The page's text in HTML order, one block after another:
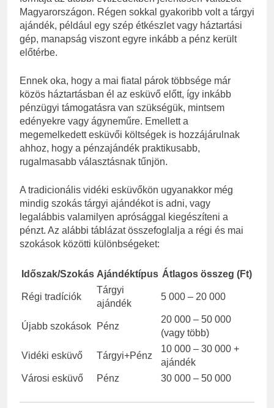
Magyarországon. Régen sokkal gyakoribb volt a tárgyi
ajándék, például egy szép étkészlet vagy háztartási
gép, manapság viszont egyre inkább a pénz került
előtérbe.
Ennek oka, hogy a mai fiatal párok többsége már
közös háztartásban él az esküvő előtt, így inkább
pénzügyi támogatásra van szükségük, mintsem
edényekre vagy ágyneműre. Emellett a
megemelkedett esküvői költségek is hozzájárulnak
ahhoz, hogy a pénzajándék praktikusabb,
rugalmasabb választásnak tűnjön.
A tradicionális vidéki esküvőkön ugyanakkor még
mindig szokás tárgyi ajándékot is adni, vagy
legalábbis valamilyen aprósággal kiegészíteni a
pénzt. Az alábbi táblázat összefoglalja a régi és mai
szokások közötti különbségeket:
Időszak/Szokás Ajándéktípus Átlagos összeg (Ft)
Régi tradíciók
Tárgyi
ajándék
5 000 – 20 000
Újabb szokások Pénz
20 000 – 50 000
(vagy több)
Vidéki esküvő Tárgyi+Pénz
10 000 – 30 000 +
ajándék
Városi esküvő
Pénz 30 000 – 50 000